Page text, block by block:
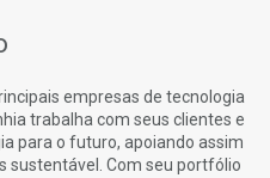
empresas de tecnologia
trabalha com seus clientes e
para o futuro, apoiando assim
sustentável. Com seu portfólio